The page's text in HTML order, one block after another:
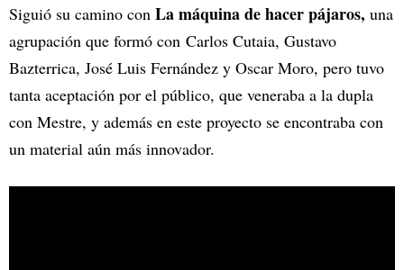
Siguió su camino con La máquina de hacer pájaros, una
agrupación que formó con Carlos Cutaia, Gustavo
Bazterrica, José Luis Fernández y Oscar Moro, pero tuvo
tanta aceptación por el público, que veneraba a la dupla
con Mestre, y además en este proyecto se encontraba con
un material aún más innovador.